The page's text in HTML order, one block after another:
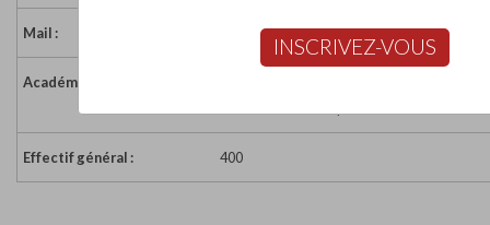
Mail : agencemetz@ifa-formation.fr
Académie :
Effectif général : 400
INSCRIVEZ-VOUS